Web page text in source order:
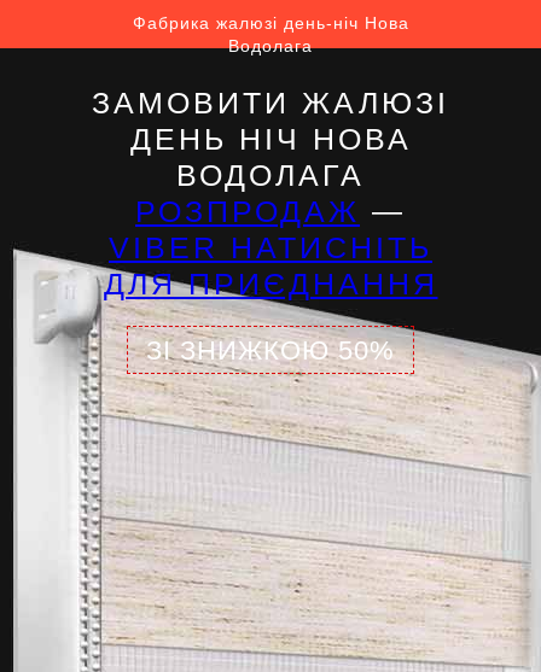
Фабрика жалюзі день-ніч Нова
Водолага
ЗАМОВИТИ ЖАЛЮЗІ
ДЕНЬ НІЧ НОВА
ВОДОЛАГА
РОЗПРОДАЖ —
VIBER НАТИСНІТЬ
ДЛЯ ПРИЄДНАННЯ
ЗІ ЗНИЖКОЮ 50%